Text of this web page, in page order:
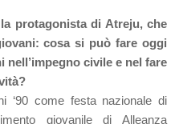
protagonista di Atreju, che
cosa si può fare oggi
civile e nel fare
‘90 come festa nazionale di
giovanile di Alleanza